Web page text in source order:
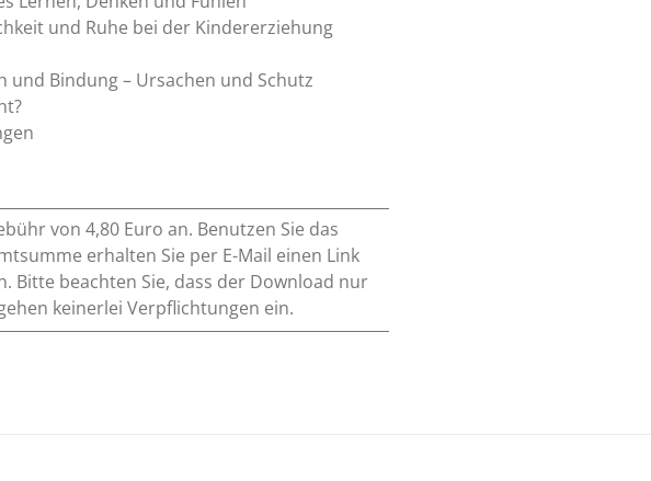
und Ruhe bei der Kindererziehung
und Bindung – Ursachen und Schutz
von 4,80 Euro an. Benutzen Sie das
erhalten Sie per E-Mail einen Link
Bitte beachten Sie, dass der Download nur
keinerlei Verpflichtungen ein.